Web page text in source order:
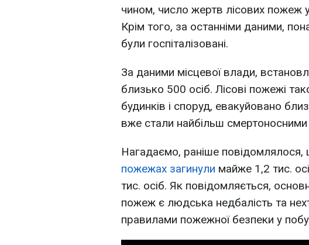
чином, число жертв лісових пожеж
Крім того, за останніми даними,
були госпіталізовані.
За даними місцевої влади,
близько 500 осіб. Лісові пожежі
будинків і споруд, евакуйовано
вже стали найбільш смертоносними в
Нагадаємо, раніше повідомлялося,
пожежах загинули майже 1,2 тис.
тис. осіб. Як повідомляється,
пожеж є людська недбалість та
правилами пожежної безпеки у